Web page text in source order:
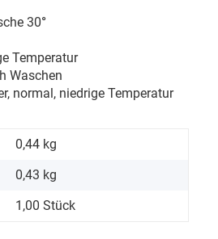
30°
Temperatur
Waschen
normal, niedrige Temperatur
0,44 kg
0,43 kg
1,00 Stück